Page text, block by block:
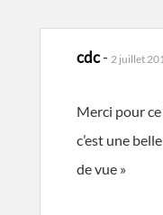
cdc- 2 juillet
Merci pour
c’est une
de vue »